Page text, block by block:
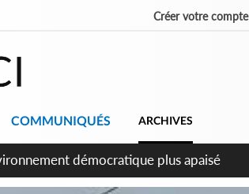
Créer votre compte
COMMUNIQUÉS ARCHIVES
disponibles à compter du samedi